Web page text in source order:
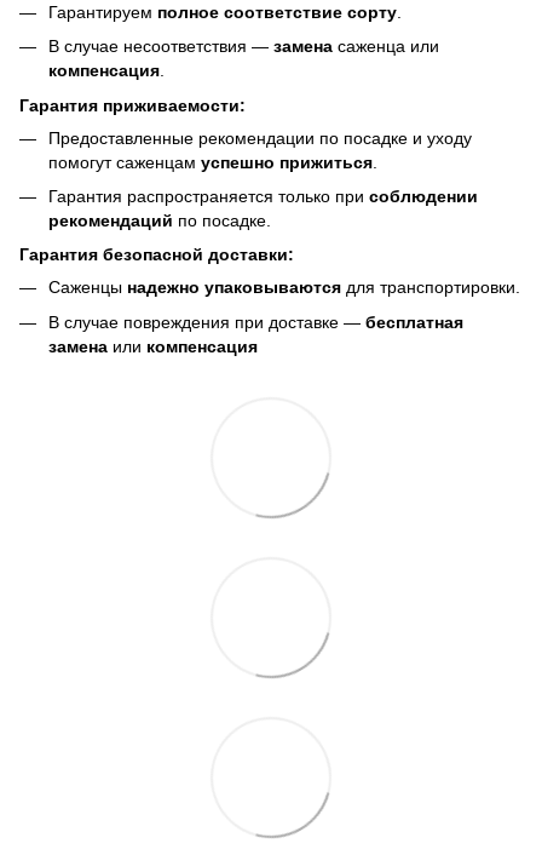
Гарантируем полное соответствие сорту
В случае несоответствия — замена саженца или
компенсация.
Гарантия приживаемости:
Предоставленные рекомендации по посадке и уходу
помогут саженцам успешно прижиться
Гарантия распространяется только при соблюдении
рекомендаций по посадке.
Гарантия безопасной доставки:
Саженцы надежно упаковываются для транспортировки.
В случае повреждения при доставке — бесплатная
замена или компенсация